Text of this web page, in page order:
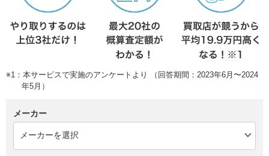
※1：本サービスで実施のアンケートより （回答期間：2023年6月〜2024
年5月）
メーカー